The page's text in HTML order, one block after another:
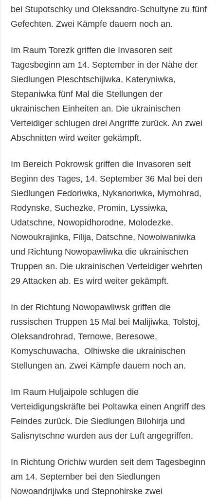
bei Stupotschky und Oleksandro-Schultyne zu fünf
Gefechten. Zwei Kämpfe dauern noch an.
Im Raum Torezk griffen die Invasoren seit
Tagesbeginn am 14. September in der Nähe der
Siedlungen Pleschtschijiwka, Kateryniwka,
Stepaniwka fünf Mal die Stellungen der
ukrainischen Einheiten an. Die ukrainischen
Verteidiger schlugen drei Angriffe zurück. An zwei
Abschnitten wird weiter gekämpft.
Im Bereich Pokrowsk griffen die Invasoren seit
Beginn des Tages, 14. September 36 Mal bei den
Siedlungen Fedoriwka, Nykanoriwka, Myrnohrad,
Rodynske, Suchezke, Promin, Lyssiwka,
Udatschne, Nowopidhorodne, Molodezke,
Nowoukrajinka, Filija, Datschne, Nowoiwaniwka
und Richtung Nowopawliwka die ukrainischen
Truppen an. Die ukrainischen Verteidiger wehrten
29 Attacken ab. Es wird weiter gekämpft.
In der Richtung Nowopawliwsk griffen die
russischen Truppen 15 Mal bei Malijiwka, Tolstoj,
Oleksandrohrad, Ternowe, Beresowe,
Komyschuwacha, Olhiwske die ukrainischen
Stellungen an. Zwei Kämpfe dauern noch an.
Im Raum Huljaipole schlugen die
Verteidigungskräfte bei Poltawka einen Angriff des
Feindes zurück. Die Siedlungen Bilohirja und
Salisnytschne wurden aus der Luft angegriffen.
In Richtung Orichiw wurden seit dem Tagesbeginn
am 14. September bei den Siedlungen
Nowoandrijiwka und Stepnohirske zwei